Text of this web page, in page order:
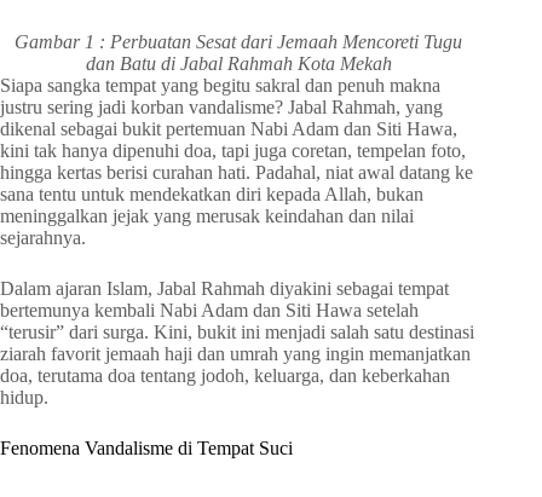
Gambar 1 : Perbuatan Sesat dari Jemaah Mencoreti Tugu
dan Batu di Jabal Rahmah Kota Mekah
Siapa sangka tempat yang begitu sakral dan penuh makna
justru sering jadi korban vandalisme? Jabal Rahmah, yang
dikenal sebagai bukit pertemuan Nabi Adam dan Siti Hawa,
kini tak hanya dipenuhi doa, tapi juga coretan, tempelan foto,
hingga kertas berisi curahan hati. Padahal, niat awal datang ke
sana tentu untuk mendekatkan diri kepada Allah, bukan
meninggalkan jejak yang merusak keindahan dan nilai
sejarahnya.
Dalam ajaran Islam, Jabal Rahmah diyakini sebagai tempat
bertemunya kembali Nabi Adam dan Siti Hawa setelah
“terusir” dari surga. Kini, bukit ini menjadi salah satu destinasi
ziarah favorit jemaah haji dan umrah yang ingin memanjatkan
doa, terutama doa tentang jodoh, keluarga, dan keberkahan
hidup.
Fenomena Vandalisme di Tempat Suci